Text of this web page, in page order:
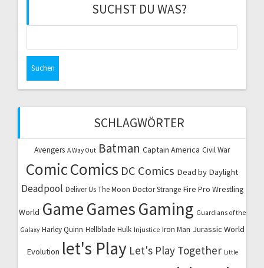
SUCHST DU WAS?
SCHLAGWÖRTER
Avengers A Way Out Batman Captain America Civil War
ComicComics DC Comics Dead by Daylight
Deadpool Deliver Us The Moon Doctor Strange Fire Pro Wrestling
World GameGamesGaming Guardians of the
Galaxy Harley Quinn Hellblade Hulk Injustice Iron Man Jurassic World
Evolution let's Play Let's Play Together Little